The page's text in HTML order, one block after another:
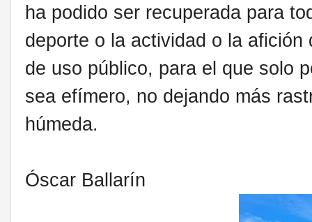
ha podido ser recuperada para
deporte o la actividad o la
de uso público, para el que solo
sea efímero, no dejando más
húmeda.
Óscar Ballarín